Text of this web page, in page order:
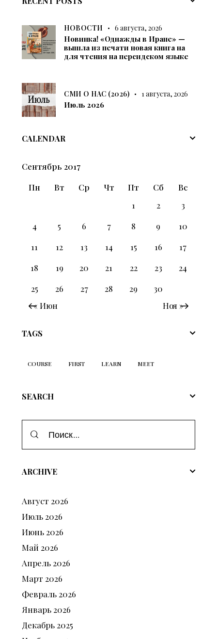
НОВОСТИ 6 августа, 2026
Новинка! «Однажды в Иране» —
вышла из печати новая книга на
для чтения на персидском языке
СМИ О НАС (2026) 1 августа, 2026
Июль 2026
CALENDAR
Сентябрь 2017
Пн
Вт Ср Чт Пт Сб
Вс
1
2
3
4
5 6 7 8 9
10
11
12 13 14 15 16
17
18
19 20 21 22 23
24
25
26 27 28 29
30
« Июн
Ноя »
TAGS
COURSE FIRST LEARN MEET
SEARCH
ARCHIVE
Август 2026
Июль 2026
Июнь 2026
Май 2026
Апрель 2026
Март 2026
Февраль 2026
Январь 2026
Декабрь 2025